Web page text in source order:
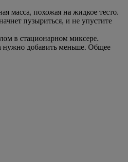
масса, похожая на жидкое тесто.
пузыриться, и не упустите
в стационарном миксере.
нужно добавить меньше. Общее